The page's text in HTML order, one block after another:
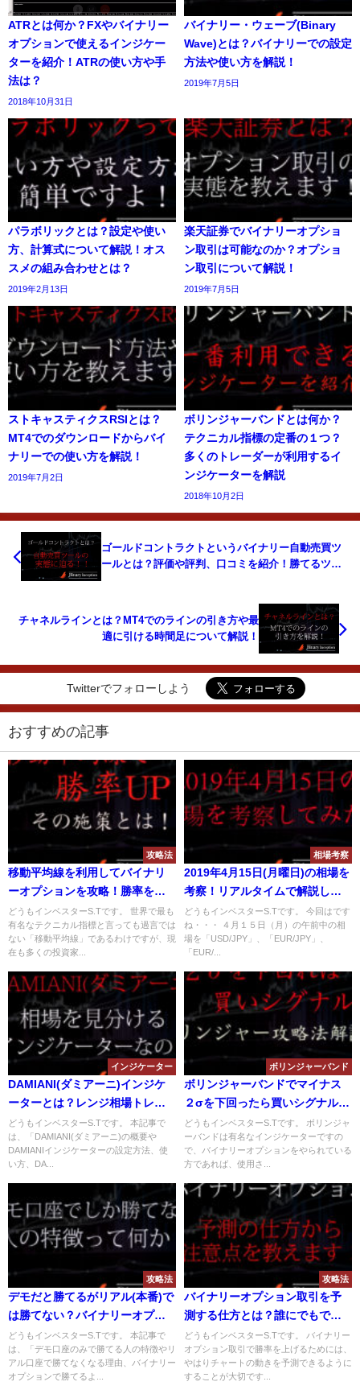
ATRとは何か？FXやバイナリー
オプションで使えるインジケー
ターを紹介！ATRの使い方や手
法は？
2018年10月31日
バイナリー・ウェーブ(Binary
Wave)とは？バイナリーでの設定
方法や使い方を解説！
2019年7月5日
パラボリックとは？設定や使い
方、計算式について解説！オス
スメの組み合わせとは？
2019年2月13日
楽天証券でバイナリーオプショ
ン取引は可能なのか？オプショ
ン取引について解説！
2019年7月5日
ストキャスティクスRSIとは？
MT4でのダウンロードからバイ
ナリーでの使い方を解説！
2019年7月2日
ボリンジャーバンドとは何か？
テクニカル指標の定番の１つ？
多くのトレーダーが利用するイ
ンジケーターを解説
2018年10月2日
ゴールドコントラクトというバイナリー自動売買ツ
ールとは？評価や評判、口コミを紹介！勝てるツー
チャネルラインとは？MT4でのラインの引き方や最
適に引ける時間足について解説！
Twitterでフォローしよう
おすすめの記事
攻略法
移動平均線を利用してバイナリ
ーオプションを攻略！勝率を上
げるための施策を解説！
どうもインベスターS.Tです。 世界で最も
有名なテクニカル指標と言っても過言では
ない「移動平均線」であるわけですが、現
在も多くの投資家...
相場考察
2019年4月15日(月曜日)の相場を
考察！リアルタイムで解説しま
す！
どうもインベスターS.Tです。 今回はです
ね・・・ ４月１５日（月）の午前中の相
場を「USD/JPY」、「EUR/JPY」、
「EUR/...
インジケーター
DAMIANI(ダミアーニ)インジケ
ーターとは？レンジ相場トレン
ド相場を見分ける使い方や設定
方法について解説！
どうもインベスターS.Tです。 本記事で
は、「DAMIANI(ダミアーニ)の概要や
DAMIANIインジケーターの設定方法、使
い方、DA...
ボリンジャーバンド
ボリンジャーバンドでマイナス
２σを下回ったら買いシグナル？
スクリーニング機能は使えるの
か？
どうもインベスターS.Tです。 ボリンジャ
ーバンドは有名なインジケーターですの
で、バイナリーオプションをやられている
方であれば、使用さ...
攻略法
デモだと勝てるがリアル(本番)で
は勝てない？バイナリーオプシ
ョンで勝てるようになるには？
どうもインベスターS.Tです。 本記事で
は、「デモ口座のみで勝てる人の特徴やリ
アル口座で勝てなくなる理由、バイナリー
オプションで勝てるよ...
攻略法
バイナリーオプション取引を予
測する仕方とは？誰にでもでき
る予測方法を解説！
どうもインベスターS.Tです。 バイナリー
オプション取引で勝率を上げるためには、
やはりチャートの動きを予測できるように
することが大切です...